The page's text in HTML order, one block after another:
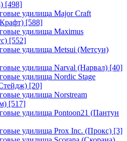
[498]
удилища Major Craft
[588]
удилища Maximus
[552]
удилища Metsui (Метсуи)
удилища Narval (Нарвал) [40]
удилища Nordic Stage
[20]
удилища Norstream
[517]
удилища Pontoon21 (Пантун
удилища Prox Inc. (Прокс) [3]